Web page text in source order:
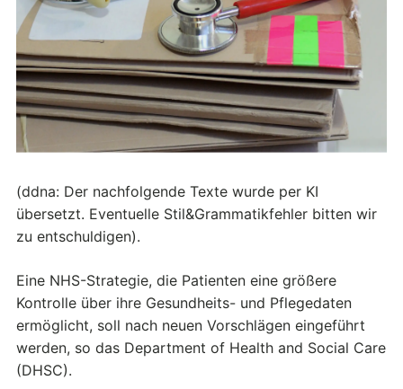
(ddna: Der nachfolgende Texte wurde per KI
übersetzt. Eventuelle Stil&Grammatikfehler bitten wir
zu entschuldigen).
Eine NHS-Strategie, die Patienten eine größere
Kontrolle über ihre Gesundheits- und Pflegedaten
ermöglicht, soll nach neuen Vorschlägen eingeführt
werden, so das Department of Health and Social Care
(DHSC).